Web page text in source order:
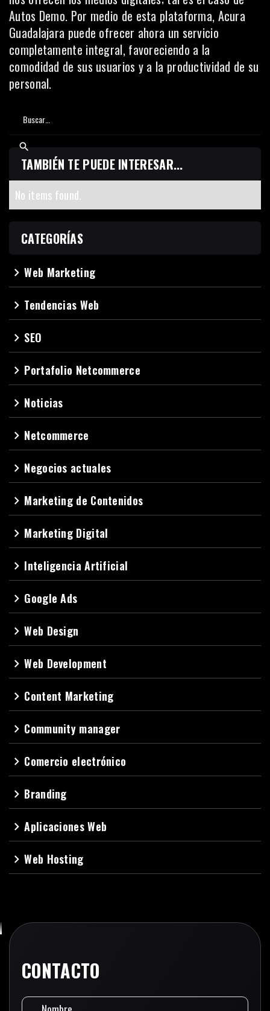
Autos Demo. Por medio de esta plataforma, Acura
Guadalajara puede ofrecer ahora un servicio
completamente integral, favoreciendo a la
comodidad de sus usuarios y a la productividad de su
personal.
TAMBIÉN TE PUEDE INTERESAR...
No items found.
CATEGORÍAS
navigate_nextWeb Marketing
navigate_next Tendencias Web
navigate_next SEO
navigate_next Portafolio Netcommerce
navigate_next Noticias
navigate_next Netcommerce
navigate_next Negocios actuales
navigate_next Marketing de Contenidos
navigate_next Marketing Digital
navigate_next Inteligencia Artificial
navigate_next Google Ads
navigate_nextWeb Design
navigate_nextWeb Development
navigate_next Content Marketing
navigate_next Community manager
navigate_next Comercio electrónico
navigate_next Branding
navigate_nextAplicaciones Web
navigate_nextWeb Hosting
CONTACTO